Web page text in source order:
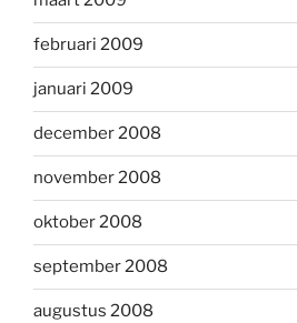
februari 2009
januari 2009
december 2008
november 2008
oktober 2008
september 2008
augustus 2008